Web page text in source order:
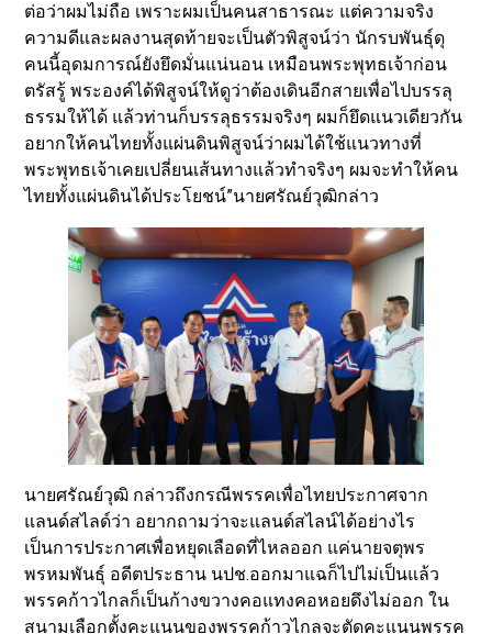
ต่อว่าผมไม่ถือ เพราะผมเป็นคนสาธารณะ แต่ความจริง
ความดีและผลงานสุดท้ายจะเป็นตัวพิสูจน์ว่า นักรบพันธุ์ดุ
คนนี้อุดมการณ์ยังยึดมั่นแน่นอน เหมือนพระพุทธเจ้าก่อน
ตรัสรู้ พระองค์ได้พิสูจน์ให้ดูว่าต้องเดินอีกสายเพื่อไปบรรลุ
ธรรมให้ได้ แล้วท่านก็บรรลุธรรมจริงๆ ผมก็ยึดแนวเดียวกัน
อยากให้คนไทยทั้งแผ่นดินพิสูจน์ว่าผมได้ใช้แนวทางที่
พระพุทธเจ้าเคยเปลี่ยนเส้นทางแล้วทำจริงๆ ผมจะทำให้คน
ไทยทั้งแผ่นดินได้ประโยชน์”นายศรัณย์วุฒิกล่าว
นายศรัณย์วุฒิ กล่าวถึงกรณีพรรคเพื่อไทยประกาศจาก
แลนด์สไลด์ว่า อยากถามว่าจะแลนด์สไลน์ได้อย่างไร
เป็นการประกาศเพื่อหยุดเลือดที่ไหลออก แค่นายจตุพร
พรหมพันธุ์ อดีตประธาน นปช.ออกมาแฉก็ไปไม่เป็นแล้ว
พรรคก้าวไกลก็เป็นก้างขวางคอแทงคอหอยดึงไม่ออก ใน
สนามเลือกตั้งคะแนนของพรรคก้าวไกลจะตัดคะแนนพรรค